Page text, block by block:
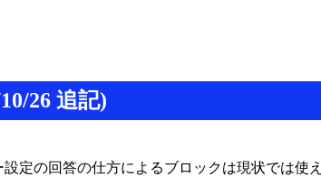
26 追記)
定の回答の仕方によるブロックは現状では使え